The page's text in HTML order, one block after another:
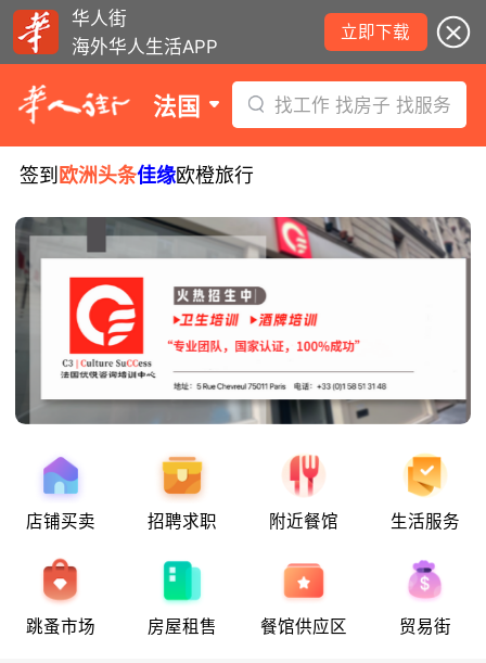
华人街
海外华人生活APP
立即下载
法国 找工作 找房子 找服务
签到 欧洲头条佳缘欧橙旅行
店铺买卖 招聘求职 附近餐馆 生活服务
跳蚤市场 房屋租售 餐馆供应区 贸易街